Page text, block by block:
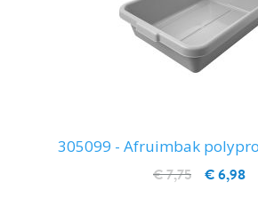
305099 - Afruimbak
€ 6,98
€ 7,75